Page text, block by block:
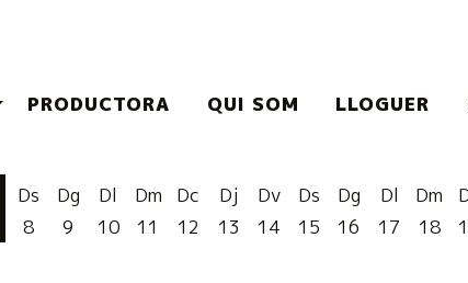
PRODUCTORA QUI SOM LLOGUER
Ds
8
Dg
9
Dl
10
Dm
11
Dc
12
Dj
13
Dv
14
Ds
15
Dg
16
Dl
17
Dm
18